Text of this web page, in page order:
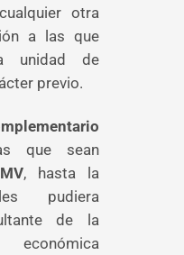
otra
a las que
unidad de
previo.
que sean
, hasta la
pudiera
de la